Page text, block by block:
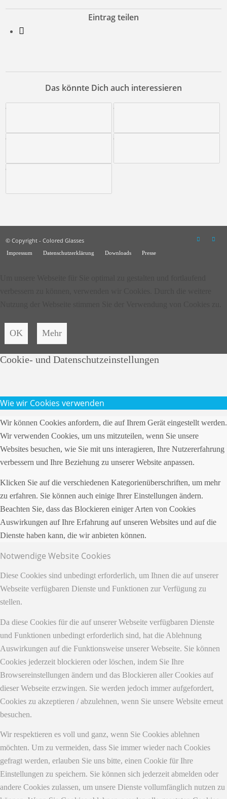
Eintrag teilen
Das könnte Dich auch interessieren
© Copyright - Colored Glasses
Impressum Datenschutzerklärung Downloads Presse
OK Mehr
Cookie- und Datenschutzeinstellungen
Wie wir Cookies verwenden
Wir können Cookies anfordern, die auf Ihrem Gerät eingestellt werden.
Wir verwenden Cookies, um uns mitzuteilen, wenn Sie unsere
Websites besuchen, wie Sie mit uns interagieren, Ihre Nutzererfahrung
verbessern und Ihre Beziehung zu unserer Website anpassen.
Klicken Sie auf die verschiedenen Kategorienüberschriften, um mehr
zu erfahren. Sie können auch einige Ihrer Einstellungen ändern.
Beachten Sie, dass das Blockieren einiger Arten von Cookies
Auswirkungen auf Ihre Erfahrung auf unseren Websites und auf die
Dienste haben kann, die wir anbieten können.
Notwendige Website Cookies
Diese Cookies sind unbedingt erforderlich, um Ihnen die auf unserer
Webseite verfügbaren Dienste und Funktionen zur Verfügung zu
stellen.
Da diese Cookies für die auf unserer Webseite verfügbaren Dienste
und Funktionen unbedingt erforderlich sind, hat die Ablehnung
Auswirkungen auf die Funktionsweise unserer Webseite. Sie können
Cookies jederzeit blockieren oder löschen, indem Sie Ihre
Browsereinstellungen ändern und das Blockieren aller Cookies auf
dieser Webseite erzwingen. Sie werden jedoch immer aufgefordert,
Cookies zu akzeptieren / abzulehnen, wenn Sie unsere Website erneut
besuchen.
Wir respektieren es voll und ganz, wenn Sie Cookies ablehnen
möchten. Um zu vermeiden, dass Sie immer wieder nach Cookies
gefragt werden, erlauben Sie uns bitte, einen Cookie für Ihre
Einstellungen zu speichern. Sie können sich jederzeit abmelden oder
andere Cookies zulassen, um unsere Dienste vollumfänglich nutzen zu